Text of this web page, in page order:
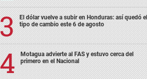
El dólar vuelve a subir en Honduras: así quedó el
tipo de cambio este 6 de agosto
Motagua advierte al FAS y estuvo cerca del
primero en el Nacional